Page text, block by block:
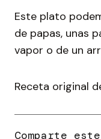
Este plato
de papas, unas
vapor o de un
Receta original